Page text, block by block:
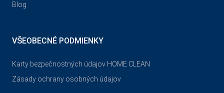
Blog
VŠEOBECNÉ PODMIENKY
Karty bezpečnostných údajov HOME CLEAN
Zásady ochrany osobných údajov